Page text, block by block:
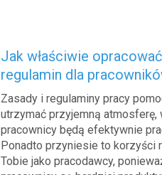
Jak właściwie
regulamin dla
Zasady i regulaminy pracy
utrzymać przyjemną atmosferę,
pracownicy będą efektywnie
Ponadto przyniesie to korzyści
Tobie jako pracodawcy,